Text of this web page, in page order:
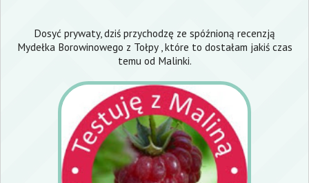
Dosyć prywaty, dziś przychodzę ze spóźnioną recenzją
Mydełka Borowinowego z Tołpy , które to dostałam jakiś czas
temu od Malinki.